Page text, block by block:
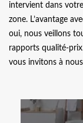
intervient dans
zone. L’avantage
oui, nous veillons
rapports qualité-
vous invitons à